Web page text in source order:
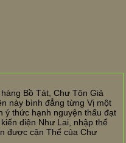
Bồ Tát, Chư Tôn Giả
này bình đẳng từng Vị một
ý thức hạnh nguyện thấu đạt
diện Như Lai, nhập thể
được cận Thể của Chư